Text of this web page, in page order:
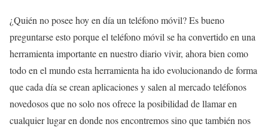
¿Quién no posee hoy en día un teléfono móvil? Es bueno
preguntarse esto porque el teléfono móvil se ha convertido en una
herramienta importante en nuestro diario vivir, ahora bien como
todo en el mundo esta herramienta ha ido evolucionando de forma
que cada día se crean aplicaciones y salen al mercado teléfonos
novedosos que no solo nos ofrece la posibilidad de llamar en
cualquier lugar en donde nos encontremos sino que también nos